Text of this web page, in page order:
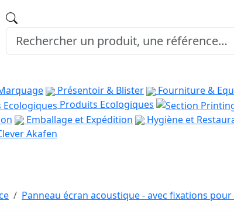
Présentoir & Blister Fourniture &
Produits Ecologiques
Emballage et Expédition Hygiène et
Akafen
Panneau écran acoustique - avec fixations